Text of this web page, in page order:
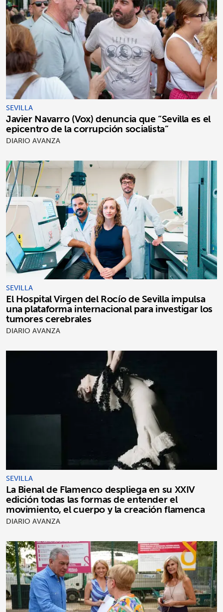
SEVILLA
Javier Navarro (Vox) denuncia que “Sevilla es el
epicentro de la corrupción socialista”
DIARIO AVANZA
SEVILLA
El Hospital Virgen del Rocío de Sevilla impulsa
una plataforma internacional para investigar los
tumores cerebrales
DIARIO AVANZA
SEVILLA
La Bienal de Flamenco despliega en su XXIV
edición todas las formas de entender el
movimiento, el cuerpo y la creación flamenca
DIARIO AVANZA